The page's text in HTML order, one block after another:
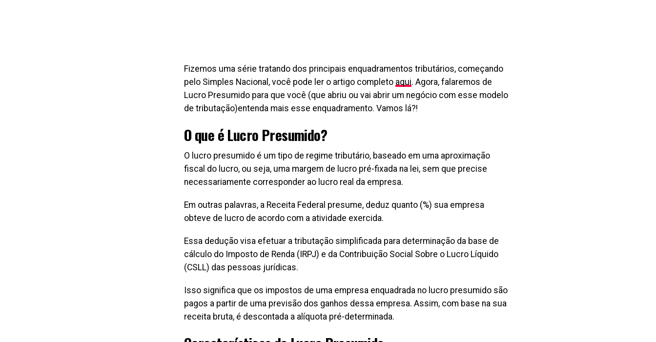
Fizemos uma série tratando dos principais enquadramentos tributários, começando
pelo Simples Nacional, você pode ler o artigo completo aqui. Agora, falaremos de
Lucro Presumido para que você (que abriu ou vai abrir um negócio com esse modelo
de tributação)entenda mais esse enquadramento. Vamos lá?!
O que é Lucro Presumido?
O lucro presumido é um tipo de regime tributário, baseado em uma aproximação
fiscal do lucro, ou seja, uma margem de lucro pré-fixada na lei, sem que precise
necessariamente corresponder ao lucro real da empresa.
Em outras palavras, a Receita Federal presume, deduz quanto (%) sua empresa
obteve de lucro de acordo com a atividade exercida.
Essa dedução visa efetuar a tributação simplificada para determinação da base de
cálculo do Imposto de Renda (IRPJ) e da Contribuição Social Sobre o Lucro Líquido
(CSLL) das pessoas jurídicas.
Isso significa que os impostos de uma empresa enquadrada no lucro presumido são
pagos a partir de uma previsão dos ganhos dessa empresa. Assim, com base na sua
receita bruta, é descontada a alíquota pré-determinada.